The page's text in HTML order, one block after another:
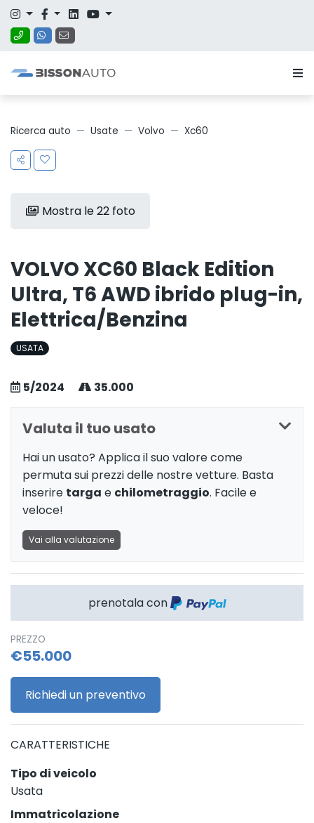
Ricerca auto Usate Volvo Xc60
Mostra le 22 foto
VOLVO XC60 Black Edition
Ultra, T6 AWD ibrido plug-in,
Elettrica/Benzina
USATA
5/2024 35.000
Valuta il tuo usato
Hai un usato? Applica il suo valore come
permuta sui prezzi delle nostre vetture. Basta
inserire targa e chilometraggio. Facile e
veloce!
Vai alla valutazione
prenotala con
PREZZO
€55.000
Richiedi un preventivo
CARATTERISTICHE
Tipo di veicolo
Usata
Immatricolazione